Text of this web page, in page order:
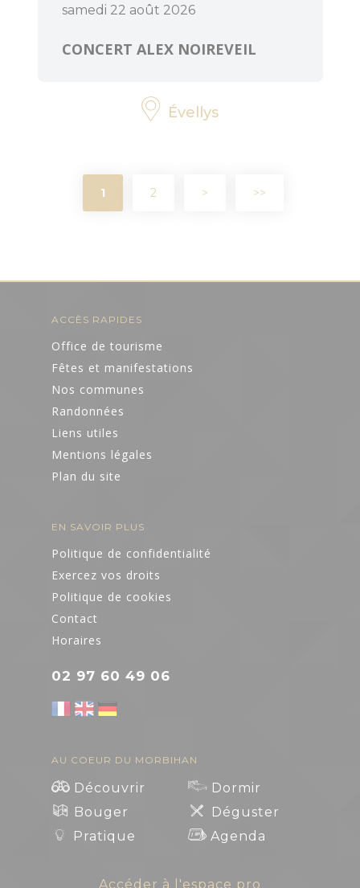
samedi 22 août 2026
CONCERT ALEX NOIREVEIL
Évellys
1 2 > >>
ACCÈS RAPIDES
Office de tourisme
Fêtes et manifestations
Nos communes
Randonnées
Liens utiles
Mentions légales
Plan du site
EN SAVOIR PLUS
Politique de confidentialité
Exercez vos droits
Politique de cookies
Contact
Horaires
02 97 60 49 06
AU COEUR DU MORBIHAN
Découvrir
Dormir
Bouger
Déguster
Pratique
Agenda
Accéder à l'espace pro